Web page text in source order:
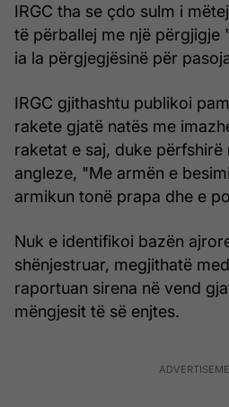
IRGC tha se çdo sulm i
të përballej me një përgjigje
ia la përgjegjësinë për
IRGC gjithashtu publikoi
rakete gjatë natës me
raketat e saj, duke përfshirë
angleze, "Me armën e
armikun tonë prapa dhe e
Nuk e identifikoi bazën
shënjestruar, megjithatë
raportuan sirena në vend
mëngjesit të së enjtes.